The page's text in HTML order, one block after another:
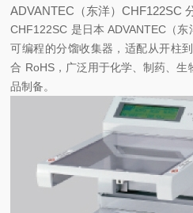
ADVANTEC（东洋）CHF122SC
CHF122SC 是日本 ADVANTEC（东
可编程的分馏收集器，适配从开柱
合 RoHS，广泛用于化学、制药、
品制备。